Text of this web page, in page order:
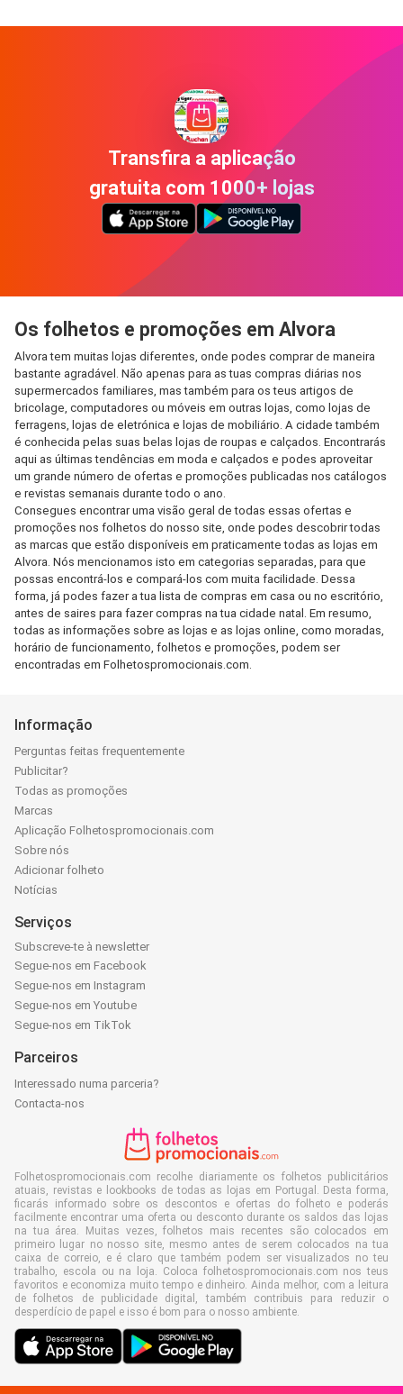
Transfira a aplicação
gratuita com 1000+ lojas
Os folhetos e promoções em Alvora
Alvora tem muitas lojas diferentes, onde podes comprar de maneira
bastante agradável. Não apenas para as tuas compras diárias nos
supermercados familiares, mas também para os teus artigos de
bricolage, computadores ou móveis em outras lojas, como lojas de
ferragens, lojas de eletrónica e lojas de mobiliário. A cidade também
é conhecida pelas suas belas lojas de roupas e calçados. Encontrarás
aqui as últimas tendências em moda e calçados e podes aproveitar
um grande número de ofertas e promoções publicadas nos catálogos
e revistas semanais durante todo o ano.
Consegues encontrar uma visão geral de todas essas ofertas e
promoções nos folhetos do nosso site, onde podes descobrir todas
as marcas que estão disponíveis em praticamente todas as lojas em
Alvora. Nós mencionamos isto em categorias separadas, para que
possas encontrá-los e compará-los com muita facilidade. Dessa
forma, já podes fazer a tua lista de compras em casa ou no escritório,
antes de saires para fazer compras na tua cidade natal. Em resumo,
todas as informações sobre as lojas e as lojas online, como moradas,
horário de funcionamento, folhetos e promoções, podem ser
encontradas em Folhetospromocionais.com.
Informação
Perguntas feitas frequentemente
Publicitar?
Todas as promoções
Marcas
Aplicação Folhetospromocionais.com
Sobre nós
Adicionar folheto
Notícias
Serviços
Subscreve-te à newsletter
Segue-nos em Facebook
Segue-nos em Instagram
Segue-nos em Youtube
Segue-nos em TikTok
Parceiros
Interessado numa parceria?
Contacta-nos
Folhetospromocionais.com recolhe diariamente os folhetos publicitários
atuais, revistas e lookbooks de todas as lojas em Portugal. Desta forma,
ficarás informado sobre os descontos e ofertas do folheto e poderás
facilmente encontrar uma oferta ou desconto durante os saldos das lojas
na tua área. Muitas vezes, folhetos mais recentes são colocados em
primeiro lugar no nosso site, mesmo antes de serem colocados na tua
caixa de correio, e é claro que também podem ser visualizados no teu
trabalho, escola ou na loja. Coloca folhetospromocionais.com nos teus
favoritos e economiza muito tempo e dinheiro. Ainda melhor, com a leitura
de folhetos de publicidade digital, também contribuis para reduzir o
desperdício de papel e isso é bom para o nosso ambiente.